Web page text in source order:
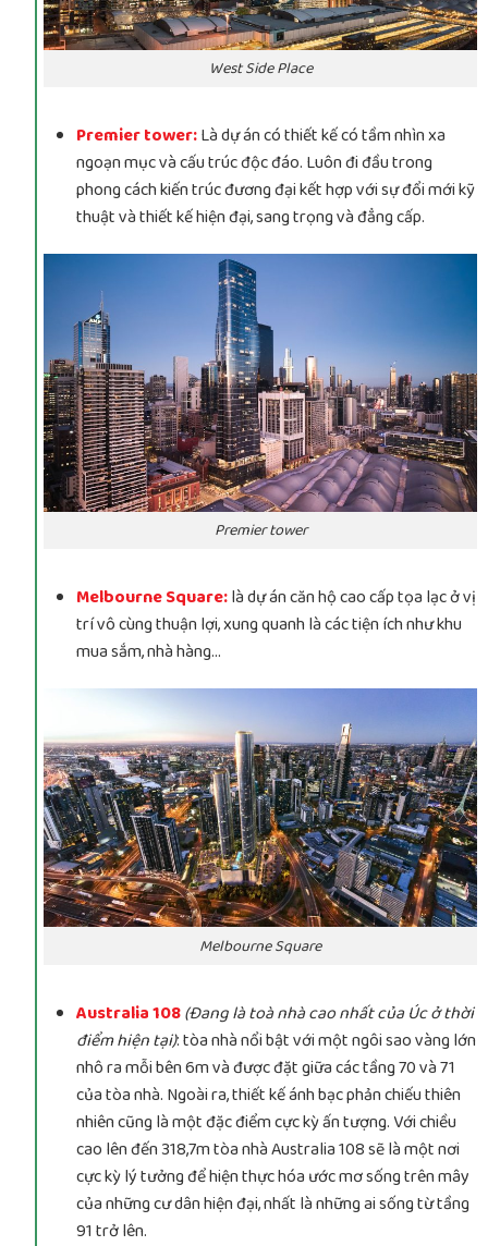
West Side Place
Premier tower:Là dự án có thiết kế có tầm nhìn xa
ngoạn mục và cấu trúc độc đáo. Luôn đi đầu trong
phong cách kiến ​​trúc đương đại kết hợp với sự đổi mới kỹ
thuật và thiết kế hiện đại, sang trọng và đẳng cấp.
Premier tower
Melbourne Square:là dự án căn hộ cao cấp tọa lạc ở vị
trí vô cùng thuận lợi, xung quanh là các tiện ích như khu
mua sắm, nhà hàng…
Melbourne Square
Australia 108(Đang là toà nhà cao nhất của Úc ở thời
điểm hiện tại): tòa nhà nổi bật với một ngôi sao vàng lớn
nhô ra mỗi bên 6m và được đặt giữa các tầng 70 và 71
của tòa nhà. Ngoài ra, thiết kế ánh bạc phản chiếu thiên
nhiên cũng là một đặc điểm cực kỳ ấn tượng. Với chiều
cao lên đến 318,7m tòa nhà Australia 108 sẽ là một nơi
cực kỳ lý tưởng để hiện thực hóa ước mơ sống trên mây
của những cư dân hiện đại, nhất là những ai sống từ tầng
91 trở lên.